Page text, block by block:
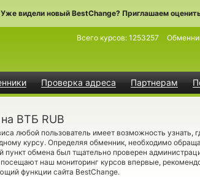
Уже видели новый BestChange? Приглашаем
Проверка адреса Партнерам
Всего курсов: 1253257
ВТБ RUB
любой пользователь имеет возможность узнать,
курсу. Определяя обменник, необходимо
пункт обмена был тщательно проверен
наш мониторинг курсов впервые,
функции сайта BestChange.